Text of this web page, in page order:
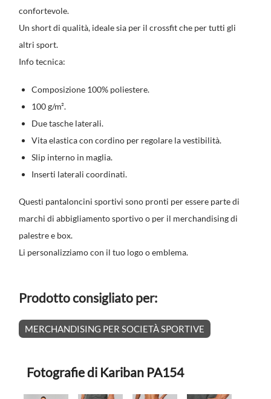
confortevole.
Un short di qualità, ideale sia per il crossfit che per tutti gli
altri sport.
Info tecnica:
Composizione 100% poliestere.
100 g/m².
Due tasche laterali.
Vita elastica con cordino per regolare la vestibilità.
Slip interno in maglia.
Inserti laterali coordinati.
Questi pantaloncini sportivi sono pronti per essere parte di
marchi di abbigliamento sportivo o per il merchandising di
palestre e box.
Li personalizziamo con il tuo logo o emblema.
Prodotto consigliato per:
MERCHANDISING PER SOCIETÀ SPORTIVE
Fotografie di Kariban PA154